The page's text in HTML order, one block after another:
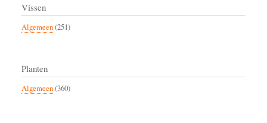
Vissen
Algemeen(251)
Planten
Algemeen(360)